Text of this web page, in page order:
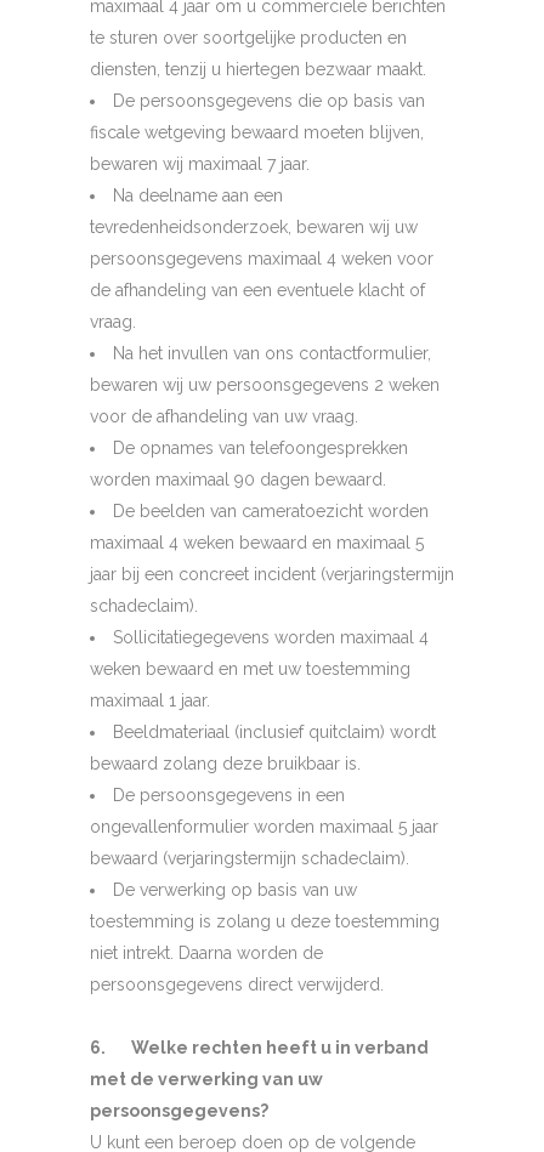
maximaal 4 jaar om u commerciële berichten
te sturen over soortgelijke producten en
diensten, tenzij u hiertegen bezwaar maakt.
De persoonsgegevens die op basis van
fiscale wetgeving bewaard moeten blijven,
bewaren wij maximaal 7 jaar.
Na deelname aan een
tevredenheidsonderzoek, bewaren wij uw
persoonsgegevens maximaal 4 weken voor
de afhandeling van een eventuele klacht of
vraag.
Na het invullen van ons contactformulier,
bewaren wij uw persoonsgegevens 2 weken
voor de afhandeling van uw vraag.
De opnames van telefoongesprekken
worden maximaal 90 dagen bewaard.
De beelden van cameratoezicht worden
maximaal 4 weken bewaard en maximaal 5
jaar bij een concreet incident (verjaringstermijn
schadeclaim).
Sollicitatiegegevens worden maximaal 4
weken bewaard en met uw toestemming
maximaal 1 jaar.
Beeldmateriaal (inclusief quitclaim) wordt
bewaard zolang deze bruikbaar is.
De persoonsgegevens in een
ongevallenformulier worden maximaal 5 jaar
bewaard (verjaringstermijn schadeclaim).
De verwerking op basis van uw
toestemming is zolang u deze toestemming
niet intrekt. Daarna worden de
persoonsgegevens direct verwijderd.
6. Welke rechten heeft u in verband
met de verwerking van uw
persoonsgegevens?
U kunt een beroep doen op de volgende